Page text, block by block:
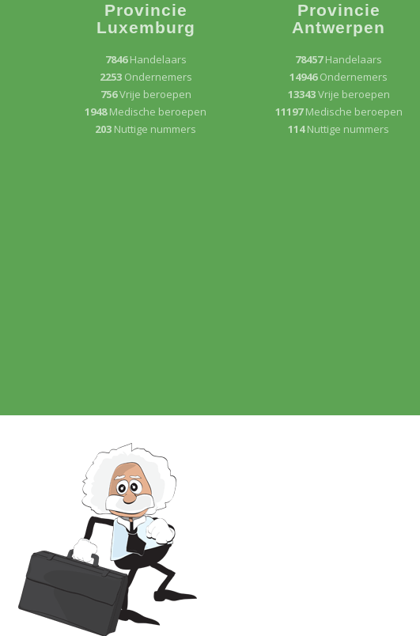
Provincie
Luxemburg
7846Handelaars
2253 Ondernemers
756Vrije beroepen
1948Medische beroepen
203 Nuttige nummers
Provincie
Antwerpen
78457Handelaars
14946Ondernemers
13343Vrije beroepen
11197Medische beroepen
114Nuttige nummers